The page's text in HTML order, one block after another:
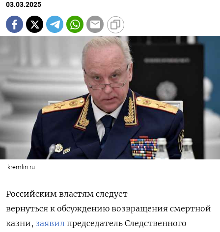
03.03.2025
kremlin.ru
Российским властям следует
вернуться к обсуждению возвращения смертной
казни, заявил председатель Следственного